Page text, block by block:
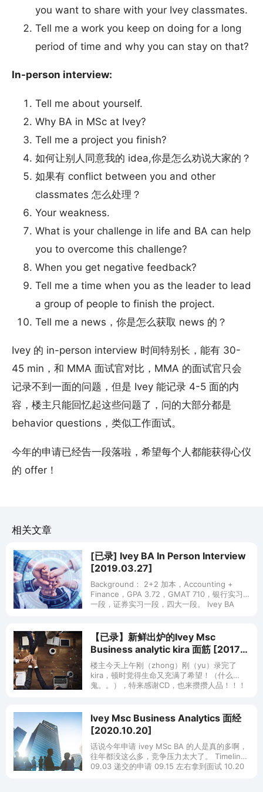
you want to share with your Ivey classmates.
Tell me a work you keep on doing for a long
period of time and why you can stay on that?
In-person interview:
Tell me about yourself.
Why BA in MSc at Ivey?
Tell me a project you finish?
如何让别人同意我的 idea,你是怎么劝说大家的？
如果有 conflict between you and other
classmates 怎么处理？
Your weakness.
What is your challenge in life and BA can help
you to overcome this challenge?
When you get negative feedback?
Tell me a time when you as the leader to lead
a group of people to finish the project.
Tell me a news，你是怎么获取 news 的？
Ivey 的 in-person interview 时间特别长，能有 30-
45 min，和 MMA 面试官对比，MMA 的面试官只会
记录不到一面的问题，但是 Ivey 能记录 4-5 面的内
容，楼主只能回忆起这些问题了，问的大部分都是
behavior questions，类似工作面试。
今年的申请已经告一段落啦，希望每个人都能获得心仪
的 offer！
相关文章
[已录] Ivey BA In Person Interview
[2019.03.27]
Background： 2+2 加本，Accounting +
Finance，GPA 3.72，GMAT 710，银行实习
一段，证券实习一段，四大一段。 Ivey BA
【已录】新鲜出炉的Ivey Msc
Business analytic kira 面筋 [2017-
05-06]
楼主今天上午刚（zhong）刚（yu）录完了
kira，顿时觉得生命又充满了希望！（什么
鬼。。），特来感谢CD，也来攒攒人品！！！
Ivey Msc Business Analytics 面经
[2020.10.20]
话说今年申请 ivey MSc BA 的人是真的多啊，
往年都没这么多，竞争压力太大了。 Timeline:
09.03 递交的申请 09.15 左右拿到面试 10.20